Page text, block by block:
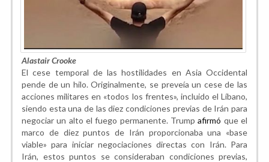
Alastair Crooke
El cese temporal de las hostilidades en Asia Occidental
pende de un hilo. Originalmente, se preveía un cese de las
acciones militares en «todos los frentes», incluido el Líbano,
siendo esta una de las diez condiciones previas de Irán para
negociar un alto el fuego permanente. Trumpafirmó que el
marco de diez puntos de Irán proporcionaba una «base
viable» para iniciar negociaciones directas con Irán. Para
Irán, estos puntos se consideraban condiciones previas,